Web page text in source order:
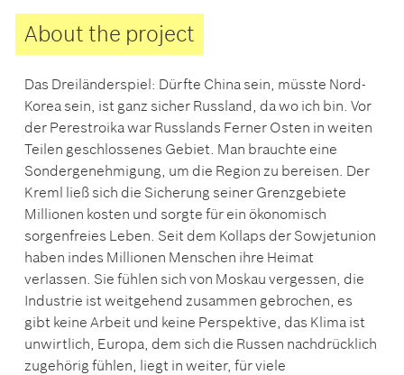
About the project
Das Dreiländerspiel: Dürfte China sein, müsste Nord-
Korea sein, ist ganz sicher Russland, da wo ich bin. Vor
der Perestroika war Russlands Ferner Osten in weiten
Teilen geschlossenes Gebiet. Man brauchte eine
Sondergenehmigung, um die Region zu bereisen. Der
Kreml ließ sich die Sicherung seiner Grenzgebiete
Millionen kosten und sorgte für ein ökonomisch
sorgenfreies Leben. Seit dem Kollaps der Sowjetunion
haben indes Millionen Menschen ihre Heimat
verlassen. Sie fühlen sich von Moskau vergessen, die
Industrie ist weitgehend zusammen gebrochen, es
gibt keine Arbeit und keine Perspektive, das Klima ist
unwirtlich, Europa, dem sich die Russen nachdrücklich
zugehörig fühlen, liegt in weiter, für viele